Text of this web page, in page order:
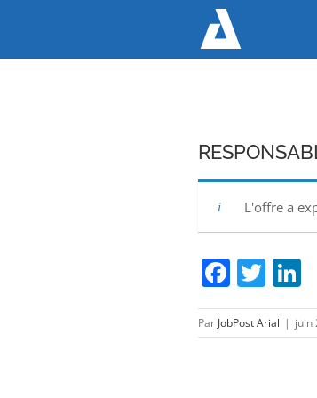
contenu
L'offre a
Par JobPost Arial | juin